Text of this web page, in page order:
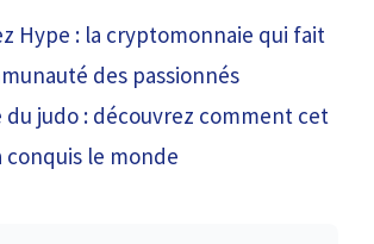
Hype : la cryptomonnaie qui fait
des passionnés
du judo : découvrez comment cet
conquis le monde